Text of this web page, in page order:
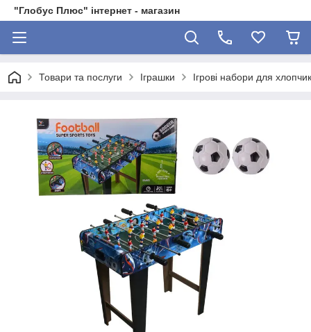
"Глобус Плюс" інтернет - магазин
Товари та послуги Іграшки Ігрові набори для